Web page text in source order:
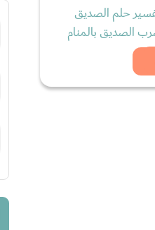
حلم الصديق
الصديق بالمنام